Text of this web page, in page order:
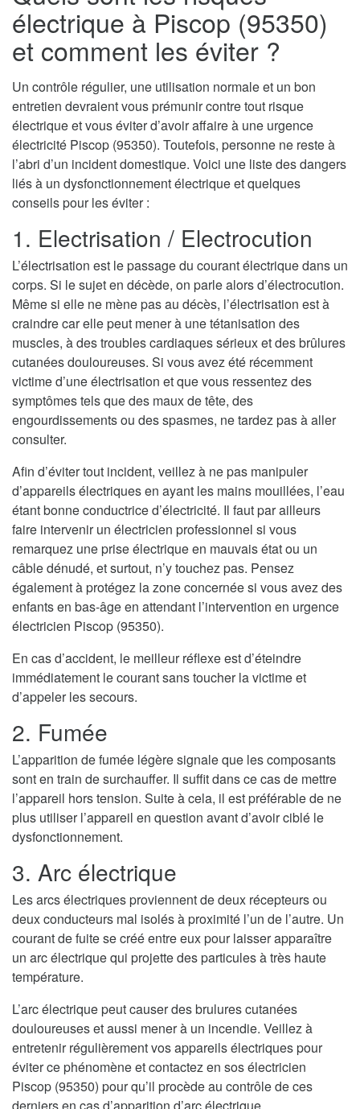
électrique à Piscop (95350)
et comment les éviter ?
Un contrôle régulier, une utilisation normale et un bon
entretien devraient vous prémunir contre tout risque
électrique et vous éviter d’avoir affaire à une urgence
électricité Piscop (95350). Toutefois, personne ne reste à
l’abri d’un incident domestique. Voici une liste des dangers
liés à un dysfonctionnement électrique et quelques
conseils pour les éviter :
1. Electrisation / Electrocution
L’électrisation est le passage du courant électrique dans un
corps. Si le sujet en décède, on parle alors d’électrocution.
Même si elle ne mène pas au décès, l’électrisation est à
craindre car elle peut mener à une tétanisation des
muscles, à des troubles cardiaques sérieux et des brûlures
cutanées douloureuses. Si vous avez été récemment
victime d’une électrisation et que vous ressentez des
symptômes tels que des maux de tête, des
engourdissements ou des spasmes, ne tardez pas à aller
consulter.
Afin d’éviter tout incident, veillez à ne pas manipuler
d’appareils électriques en ayant les mains mouillées, l’eau
étant bonne conductrice d’électricité. Il faut par ailleurs
faire intervenir un électricien professionnel si vous
remarquez une prise électrique en mauvais état ou un
câble dénudé, et surtout, n’y touchez pas. Pensez
également à protégez la zone concernée si vous avez des
enfants en bas-âge en attendant l’intervention en urgence
électricien Piscop (95350).
En cas d’accident, le meilleur réflexe est d’éteindre
immédiatement le courant sans toucher la victime et
d’appeler les secours.
2. Fumée
L’apparition de fumée légère signale que les composants
sont en train de surchauffer. Il suffit dans ce cas de mettre
l’appareil hors tension. Suite à cela, il est préférable de ne
plus utiliser l’appareil en question avant d’avoir ciblé le
dysfonctionnement.
3. Arc électrique
Les arcs électriques proviennent de deux récepteurs ou
deux conducteurs mal isolés à proximité l’un de l’autre. Un
courant de fuite se créé entre eux pour laisser apparaître
un arc électrique qui projette des particules à très haute
température.
L’arc électrique peut causer des brulures cutanées
douloureuses et aussi mener à un incendie. Veillez à
entretenir régulièrement vos appareils électriques pour
éviter ce phénomène et contactez en sos électricien
Piscop (95350) pour qu’il procède au contrôle de ces
derniers en cas d’apparition d’arc électrique.